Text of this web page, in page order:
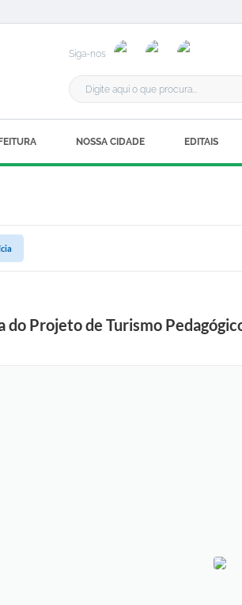
Siga-nos
NOSSA CIDADE EDITAIS
do Projeto de Turismo